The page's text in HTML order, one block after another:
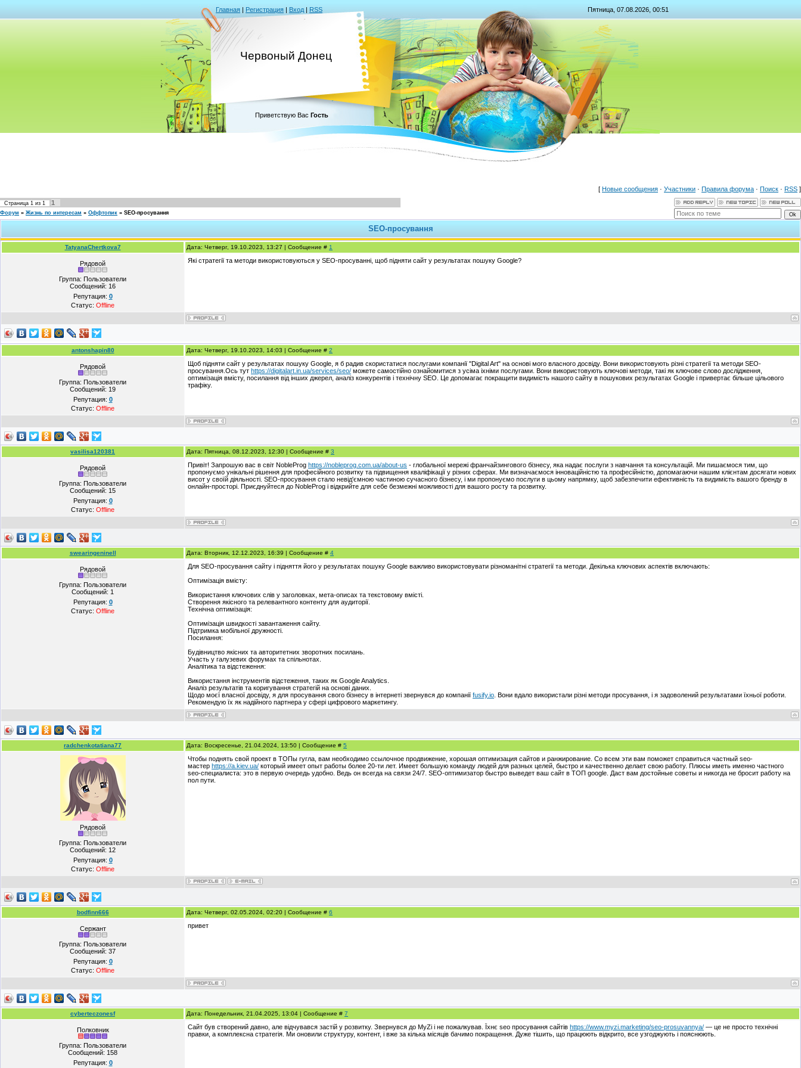
Главная | Регистрация | Вход | RSS Пятница, 07.08.2026, 00:51
Червоный Донец
Приветствую Вас Гость
[ Новые сообщения · Участники · Правила форума · Поиск · RSS ]
Страница 1 из 1 1
Форум » Жизнь по интересам » Оффтопик » SEO-просування
SEO-просування
TatyanaChertkova7 Дата: Четверг, 19.10.2023, 13:27 | Сообщение # 1
Рядовой
Группа: Пользователи
Сообщений: 16
Репутация: 0
Статус: Offline
Які стратегії та методи використовуються у SEO-просуванні, щоб підняти сайт у результатах пошуку Google?
antonshapin80 Дата: Четверг, 19.10.2023, 14:03 | Сообщение # 2
Рядовой
Группа: Пользователи
Сообщений: 19
Репутация: 0
Статус: Offline
Щоб підняти сайт у результатах пошуку Google, я б радив скористатися послугами компанії "Digital Art" на основі мого власного досвіду. Вони використовують різні стратегії та методи SEO-
просування.Ось тут https://digitalart.in.ua/services/seo/ можете самостійно ознайомитися з усіма іхніми послугами. Вони використовують ключові методи, такі як ключове слово дослідження,
оптимізація вмісту, посилання від інших джерел, аналіз конкурентів і технічну SEO. Це допомагає покращити видимість нашого сайту в пошукових результатах Google і привертає більше цільового
трафіку.
vasilisa120381 Дата: Пятница, 08.12.2023, 12:30 | Сообщение # 3
Рядовой
Группа: Пользователи
Сообщений: 15
Репутация: 0
Статус: Offline
Привіт! Запрошую вас в світ NobleProg https://nobleprog.com.ua/about-us - глобальної мережі франчайзингового бізнесу, яка надає послуги з навчання та консультацій. Ми пишаємося тим, що
пропонуємо унікальні рішення для професійного розвитку та підвищення кваліфікації у різних сферах. Ми визначаємося інноваційністю та професійністю, допомагаючи нашим клієнтам досягати нових
висот у своїй діяльності. SEO-просування стало невід'ємною частиною сучасного бізнесу, і ми пропонуємо послуги в цьому напрямку, щоб забезпечити ефективність та видимість вашого бренду в
онлайн-просторі. Приєднуйтеся до NobleProg і відкрийте для себе безмежні можливості для вашого росту та розвитку.
swearingeninell Дата: Вторник, 12.12.2023, 16:39 | Сообщение # 4
Рядовой
Группа: Пользователи
Сообщений: 1
Репутация: 0
Статус: Offline
Для SEO-просування сайту і підняття його у результатах пошуку Google важливо використовувати різноманітні стратегії та методи. Декілька ключових аспектів включають:
Оптимізація вмісту:
Використання ключових слів у заголовках, мета-описах та текстовому вмісті.
Створення якісного та релевантного контенту для аудиторії.
Технічна оптимізація:
Оптимізація швидкості завантаження сайту.
Підтримка мобільної дружності.
Посилання:
Будівництво якісних та авторитетних зворотних посилань.
Участь у галузевих форумах та спільнотах.
Аналітика та відстеження:
Використання інструментів відстеження, таких як Google Analytics.
Аналіз результатів та коригування стратегій на основі даних.
Щодо моєї власної досвіду, я для просування свого бізнесу в інтернеті звернувся до компанії fusify.io . Вони вдало використали різні методи просування, і я задоволений результатами їхньої роботи.
Рекомендую їх як надійного партнера у сфері цифрового маркетингу.
radchenkotatiana77 Дата: Воскресенье, 21.04.2024, 13:50 | Сообщение # 5
Рядовой
Группа: Пользователи
Сообщений: 12
Репутация: 0
Статус: Offline
Чтобы поднять свой проект в ТОПы гугла, вам необходимо ссылочное продвижение, хорошая оптимизация сайтов и ранжирование. Со всем эти вам поможет справиться частный seo-
мастер https://a.kiev.ua/ который имеет опыт работы более 20-ти лет. Имеет большую команду людей для разных целей, быстро и качественно делает свою работу. Плюсы иметь именно частного
seo-специалиста: это в первую очередь удобно. Ведь он всегда на связи 24/7. SEO-оптимизатор быстро выведет ваш сайт в ТОП google. Даст вам достойные советы и никогда не бросит работу на
пол пути.
bodfinn666 Дата: Четверг, 02.05.2024, 02:20 | Сообщение # 6
Сержант
Группа: Пользователи
Сообщений: 37
Репутация: 0
Статус: Offline
привет
cyberteczonesf Дата: Понедельник, 21.04.2025, 13:04 | Сообщение # 7
Полковник
Группа: Пользователи
Сообщений: 158
Репутация: 0
Сайт був створений давно, але відчувався застій у розвитку. Звернувся до MyZi і не пожалкував. Їхнє seo просування сайтів https://www.myzi.marketing/seo-prosuvannya/ — це не просто технічні
правки, а комплексна стратегія. Ми оновили структуру, контент, і вже за кілька місяців бачимо покращення. Дуже тішить, що працюють відкрито, все узгоджують і пояснюють.